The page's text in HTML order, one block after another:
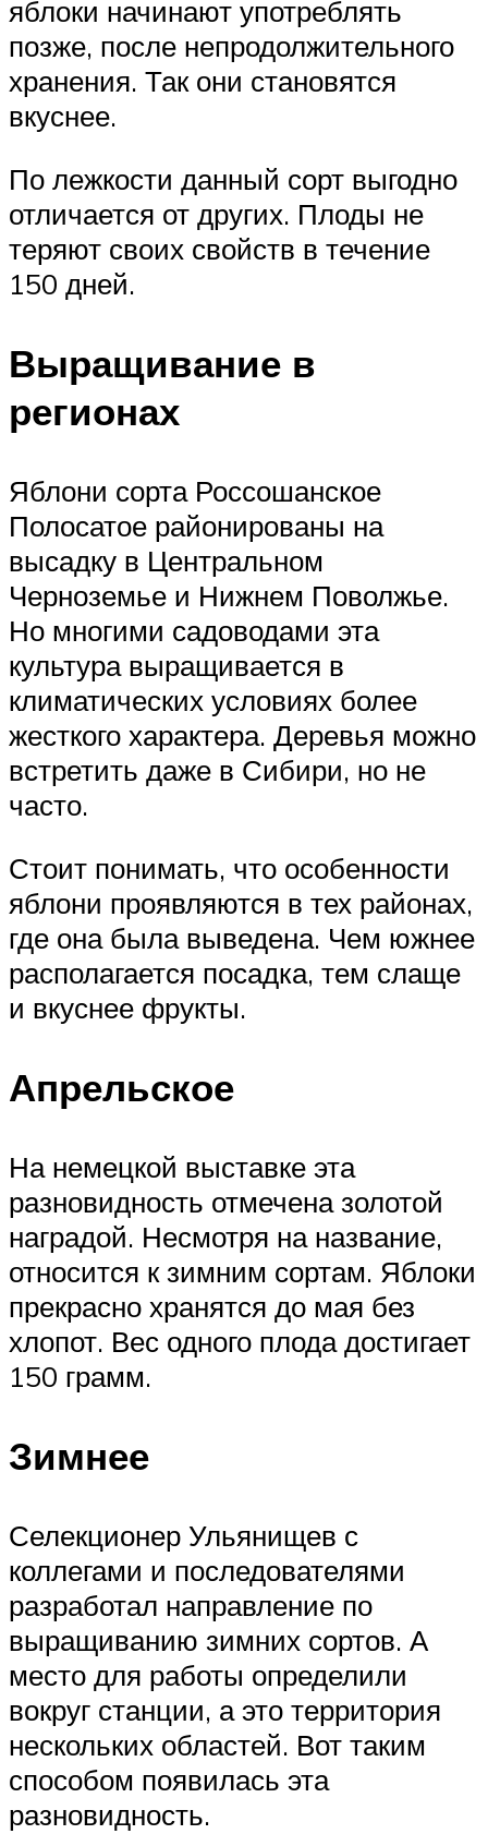
яблоки начинают употреблять
позже, после непродолжительного
хранения. Так они становятся
вкуснее.
По лежкости данный сорт выгодно
отличается от других. Плоды не
теряют своих свойств в течение
150 дней.
Выращивание в
регионах
Яблони сорта Россошанское
Полосатое районированы на
высадку в Центральном
Черноземье и Нижнем Поволжье.
Но многими садоводами эта
культура выращивается в
климатических условиях более
жесткого характера. Деревья можно
встретить даже в Сибири, но не
часто.
Стоит понимать, что особенности
яблони проявляются в тех районах,
где она была выведена. Чем южнее
располагается посадка, тем слаще
и вкуснее фрукты.
Апрельское
На немецкой выставке эта
разновидность отмечена золотой
наградой. Несмотря на название,
относится к зимним сортам. Яблоки
прекрасно хранятся до мая без
хлопот. Вес одного плода достигает
150 грамм.
Зимнее
Селекционер Ульянищев с
коллегами и последователями
разработал направление по
выращиванию зимних сортов. А
место для работы определили
вокруг станции, а это территория
нескольких областей. Вот таким
способом появилась эта
разновидность.